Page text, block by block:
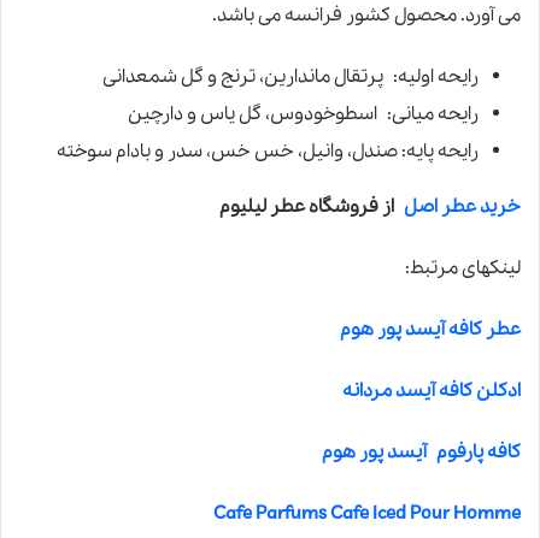
می آورد. محصول کشور فرانسه می باشد.
رایحه اولیه: پرتقال ماندارین، ترنج و گل شمعدانی
رایحه میانی: اسطوخودوس، گل یاس و دارچین
رایحه پایه: صندل، وانیل، خس خس، سدر و بادام سوخته
خرید عطر اصل از فروشگاه عطر لیلیوم
لینکهای مرتبط:
عطر کافه آیسد پور هوم
ادکلن کافه آیسد مردانه
کافه پارفوم آیسد پور هوم
Cafe Parfums Cafe Iced Pour Homme